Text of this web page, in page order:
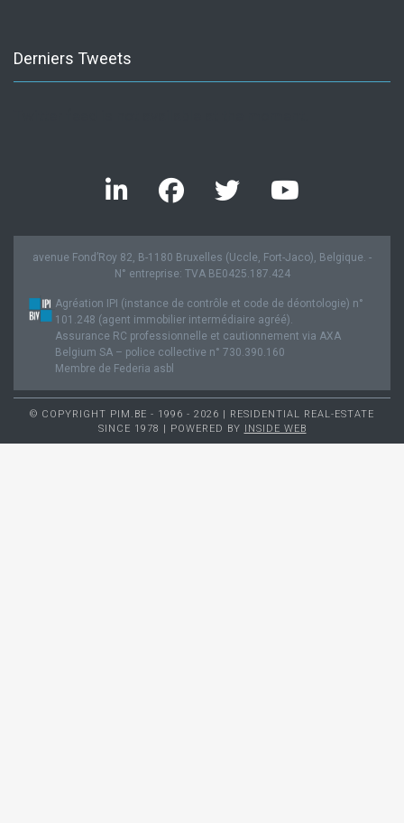
Derniers Tweets
avenue Fond’Roy 82, B-1180 Bruxelles (Uccle, Fort-Jaco), Belgique. -
N° entreprise: TVA BE0425.187.424
Agréation IPI (instance de contrôle et code de déontologie) n°
101.248 (agent immobilier intermédiaire agréé).
Assurance RC professionnelle et cautionnement via AXA
Belgium SA – police collective n° 730.390.160
Membre de Federia asbl
© COPYRIGHT PIM.BE - 1996 - 2026 | RESIDENTIAL REAL-ESTATE
SINCE 1978 | POWERED BY
INSIDE WEB